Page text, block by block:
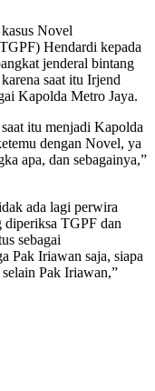
Novel
Hendardi kepada
jenderal bintang
saat itu Irjend
Kapolda Metro Jaya.
itu menjadi Kapolda
dengan Novel, ya
apa, dan sebagainya,”
ada lagi perwira
diperiksa TGPF dan
sebagai
Pak Iriawan saja, siapa
Pak Iriawan,”